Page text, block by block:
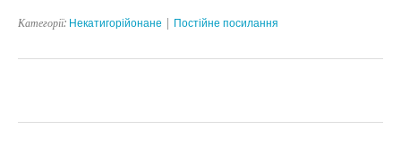
Категорії: Некатигорійонане Постійне посилання